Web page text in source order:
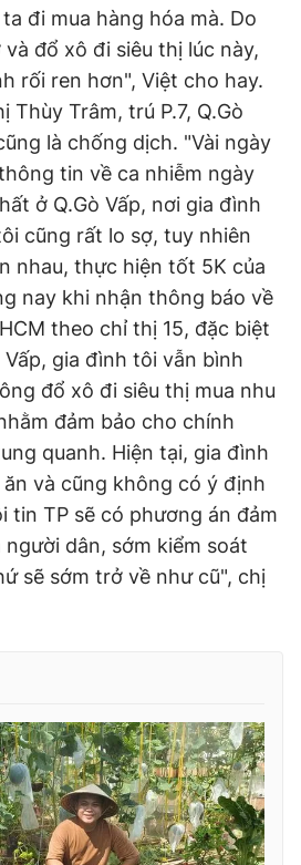
đi mua hàng hóa mà. Do
đổ xô đi siêu thị lúc này,
rối ren hơn", Việt cho hay.
Thùy Trâm, trú P.7, Q.Gò
là chống dịch. "Vài ngày
tin về ca nhiễm ngày
ở Q.Gò Vấp, nơi gia đình
cũng rất lo sợ, tuy nhiên
nhau, thực hiện tốt 5K của
nay khi nhận thông báo về
theo chỉ thị 15, đặc biệt
gia đình tôi vẫn bình
đổ xô đi siêu thị mua nhu
đảm bảo cho chính
quanh. Hiện tại, gia đình
và cũng không có ý định
tin TP sẽ có phương án đảm
dân, sớm kiểm soát
sẽ sớm trở về như cũ", chị